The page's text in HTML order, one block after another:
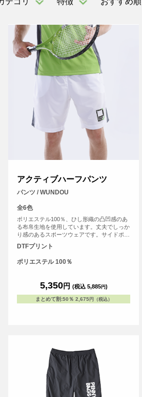
アクティブハーフパンツ
パンツ / WUNDOU
全6色
ポリエステル100％、ひし形織の凸凹感のあ
る布帛生地を使用しています。丈夫でしっか
り感のあるスポーツウェアです。サイドポケ
ットはテニスボールなども収まる深めのビッ
グサイズに。サイドスリット、ウエストゴム
調整可能な紐付きです。 110～150㎝のキッ
ズサイズの取り扱いもございます。
DTFプリント
ポリエステル 100％
5,350円 (税込 5,885円)
まとめて割:50％ 2,675円（税込）